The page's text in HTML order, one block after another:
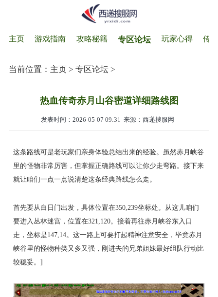
主页 游戏指南 攻略秘籍 专区论坛 玩家心得 传
当前位置： 主页> 专区论坛>
热血传奇赤月山谷密道详细路线图
发表时间：2026-05-07 09:31 来源：西递搜服网
这条路线可是老玩家们亲身体验总结出来的经验。虽然赤月峡谷
里的怪物非常厉害，但掌握正确路线可以让你少走弯路。接下来
就让咱们一点一点说清楚这条经典路线怎么走。
首先要从白日门出发，具体位置在350,239坐标处。从这儿咱们
要进入丛林迷宫，位置在321,120。接着再往赤月峡谷东入口
走，坐标是147,14。这一路上可要打起精神注意安全，毕竟赤月
峡谷里的怪物种类又多又强，刚进去的兄弟姐妹最好组队行动比
较稳妥。]